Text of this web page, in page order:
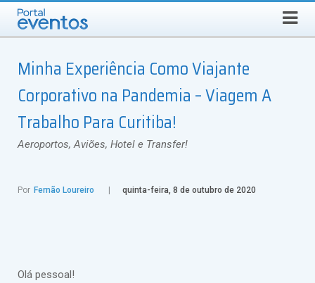
SEXTA-FEIRA, 7 DE AGOSTO DE 2026 Busca
Minha Experiência Como Viajante
Corporativo na Pandemia – Viagem A
Trabalho Para Curitiba!
Aeroportos, Aviões, Hotel e Transfer!
Por Fernão Loureiro quinta-feira, 8 de outubro de 2020
Olá pessoal!